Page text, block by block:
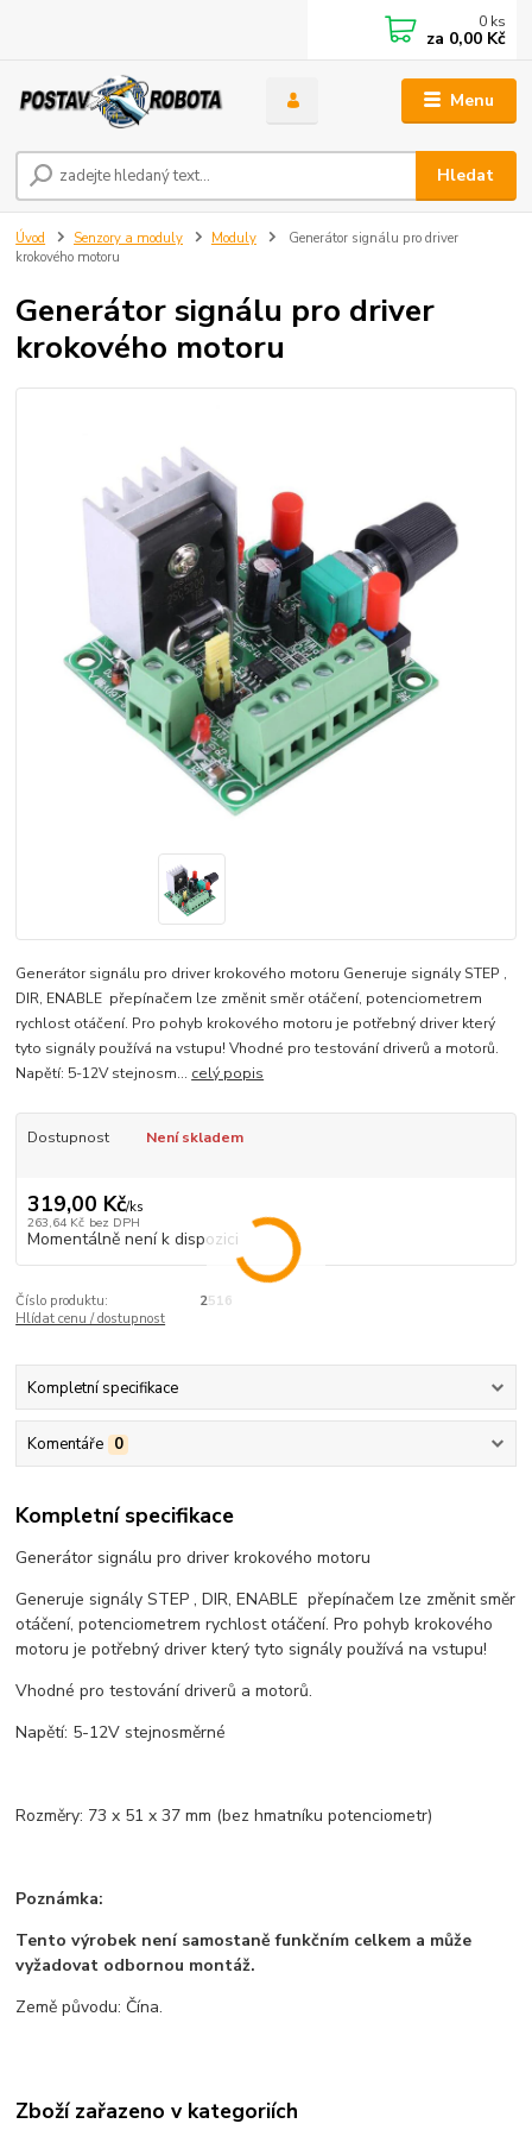
Menu
Hledat
0 ks
za 0,00 Kč
Úvod Senzory a moduly Moduly
Generátor signálu pro driver
krokového motoru
Generátor signálu pro driver
krokového motoru
Generátor signálu pro driver krokového motoru Generuje signály STEP ,
DIR, ENABLE přepínačem lze změnit směr otáčení, potenciometrem
rychlost otáčení. Pro pohyb krokového motoru je potřebný driver který
tyto signály používá na vstupu! Vhodné pro testování driverů a motorů.
Napětí: 5-12V stejnosm... celý popis
Dostupnost Není skladem
319,00 Kč/ks
263,64 Kč bez DPH
Momentálně není k dispozici
Číslo produktu:
2516
Hlídat cenu / dostupnost
Kompletní specifikace
Komentáře 0
Kompletní specifikace
Generátor signálu pro driver krokového motoru
Generuje signály STEP , DIR, ENABLE přepínačem lze změnit směr
otáčení, potenciometrem rychlost otáčení. Pro pohyb krokového
motoru je potřebný driver který tyto signály používá na vstupu!
Vhodné pro testování driverů a motorů.
Napětí: 5-12V stejnosměrné
Rozměry: 73 x 51 x 37 mm (bez hmatníku potenciometr)
Poznámka:
Tento výrobek není samostaně funkčním celkem a může
vyžadovat odbornou montáž.
Země původu: Čína.
Zboží zařazeno v kategoriích